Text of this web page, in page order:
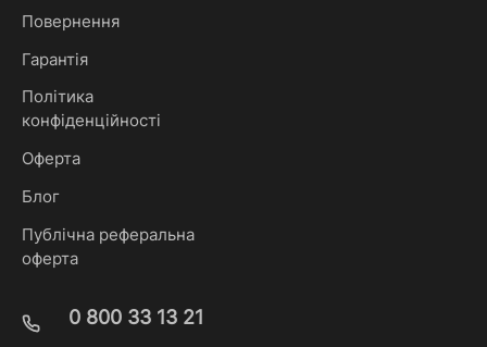
Повернення
Гарантія
Політика
конфіденційності
Оферта
Блог
Публічна реферальна
оферта
0 800 33 13 21